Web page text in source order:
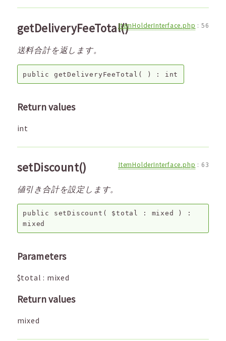
getDeliveryFeeTotal()ItemHolderInterface.php : 56
送料合計を返します。
public getDeliveryFeeTotal ( ) : int
Return values
int
setDiscount() ItemHolderInterface.php : 63
値引き合計を設定します。
public setDiscount ( $total : mixed
) :
mixed
Parameters
$total : mixed
Return values
mixed